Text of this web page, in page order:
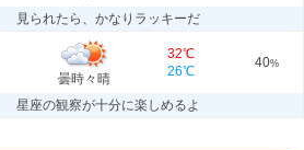
見られたら、かなりラッキーだ
曇時々晴
32℃
26℃
40%
星座の観察が十分に楽しめるよ